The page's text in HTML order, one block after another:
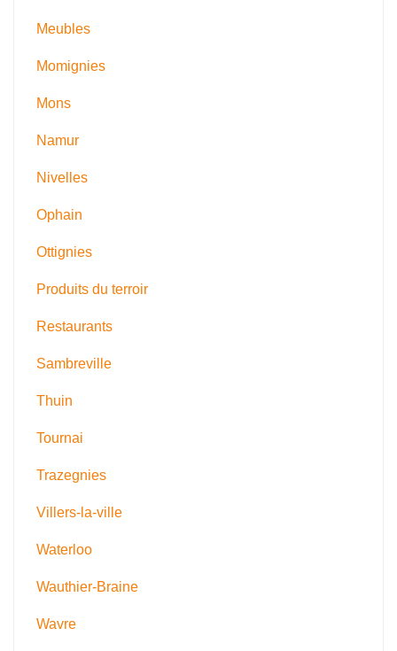
Meubles
Momignies
Mons
Namur
Nivelles
Ophain
Ottignies
Produits du terroir
Restaurants
Sambreville
Thuin
Tournai
Trazegnies
Villers-la-ville
Waterloo
Wauthier-Braine
Wavre